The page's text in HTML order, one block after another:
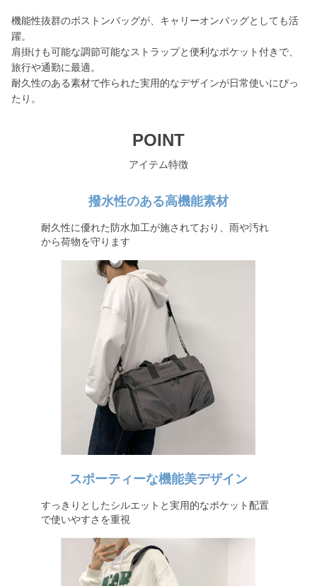
機能性抜群のボストンバッグが、キャリーオンバッグとしても活
躍。
肩掛けも可能な調節可能なストラップと便利なポケット付きで、
旅行や通勤に最適。
耐久性のある素材で作られた実用的なデザインが日常使いにぴっ
たり。
POINT
アイテム特徴
撥水性のある高機能素材
耐久性に優れた防水加工が施されており、雨や汚れ
から荷物を守ります
スポーティーな機能美デザイン
すっきりとしたシルエットと実用的なポケット配置
で使いやすさを重視